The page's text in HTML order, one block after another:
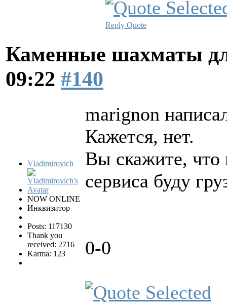
Reply Quote
Каменные шахматы
09:22 #140
Vladimirovich
NOW ONLINE
Инквизитор
Posts: 117130
Thank you
received: 2716
Karma: 123
marignon
Кажется, нет.
Вы скажите, что
сервиса буду
0-0